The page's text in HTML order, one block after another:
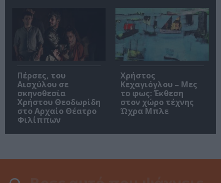
Πέρσες, του
Αισχύλου σε
σκηνοθεσία
Χρήστου Θεοδωρίδη
στο Αρχαίο Θέατρο
Φιλίππων
Χρήστος
Κεχαγιόγλου – Μες
το φως: Έκθεση
στον χώρο τέχνης
Ώχρα Μπλε